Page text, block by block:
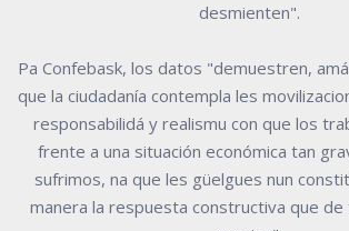
desmienten".
Pa Confebask, los datos "demuestren,
que la ciudadanía contempla les
responsabilidá y realismu con que los
frente a una situación económica tan
sufrimos, na que les güelgues nun
manera la respuesta constructiva que